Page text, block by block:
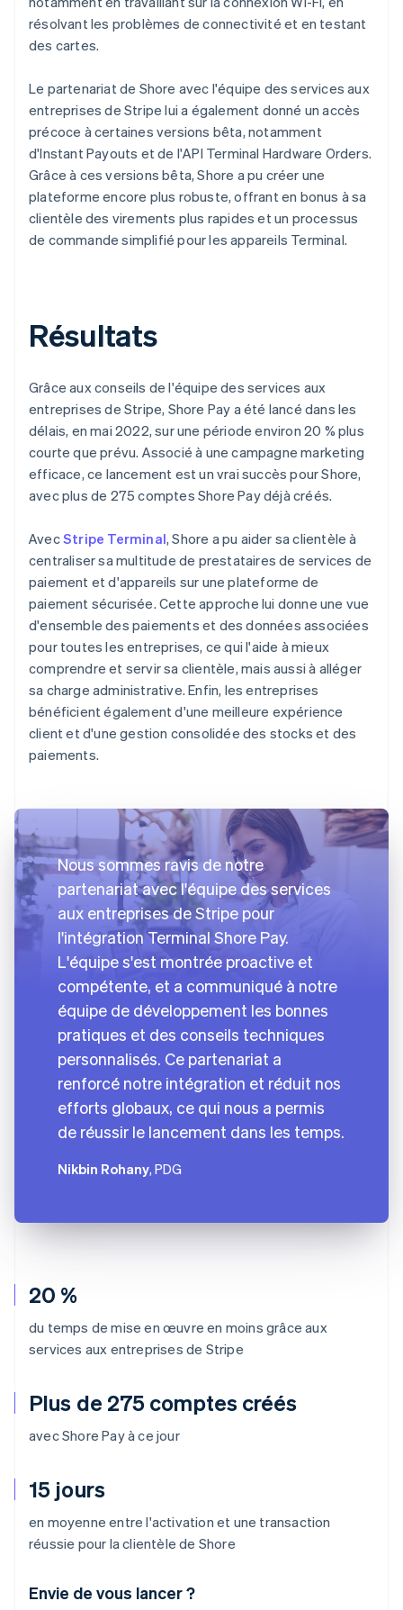
20 %
du temps de mise en œuvre en moins grâce aux
services aux entreprises de Stripe
Plus de 275 comptes créés
avec Shore Pay à ce jour
15 jours
en moyenne entre l'activation et une transaction
réussie pour la clientèle de Shore
Envie de vous lancer ?
résolvant les problèmes de connectivité et en testant
des cartes.
Le partenariat de Shore avec l'équipe des services aux
entreprises de Stripe lui a également donné un accès
précoce à certaines versions bêta, notamment
d'Instant Payouts et de l'API Terminal Hardware Orders.
Grâce à ces versions bêta, Shore a pu créer une
plateforme encore plus robuste, offrant en bonus à sa
clientèle des virements plus rapides et un processus
de commande simplifié pour les appareils Terminal.
Résultats
Grâce aux conseils de l'équipe des services aux
entreprises de Stripe, Shore Pay a été lancé dans les
délais, en mai 2022, sur une période environ 20 % plus
courte que prévu. Associé à une campagne marketing
efficace, ce lancement est un vrai succès pour Shore,
avec plus de 275 comptes Shore Pay déjà créés.
AvecStripe Terminal, Shore a pu aider sa clientèle à
centraliser sa multitude de prestataires de services de
paiement et d'appareils sur une plateforme de
paiement sécurisée. Cette approche lui donne une vue
d'ensemble des paiements et des données associées
pour toutes les entreprises, ce qui l'aide à mieux
comprendre et servir sa clientèle, mais aussi à alléger
sa charge administrative. Enfin, les entreprises
bénéficient également d'une meilleure expérience
client et d'une gestion consolidée des stocks et des
paiements.
Nous sommes ravis de notre
partenariat avec l'équipe des services
aux entreprises de Stripe pour
l'intégration Terminal Shore Pay.
L'équipe s'est montrée proactive et
compétente, et a communiqué à notre
équipe de développement les bonnes
pratiques et des conseils techniques
personnalisés. Ce partenariat a
renforcé notre intégration et réduit nos
efforts globaux, ce qui nous a permis
de réussir le lancement dans les temps.
Nikbin Rohany, PDG